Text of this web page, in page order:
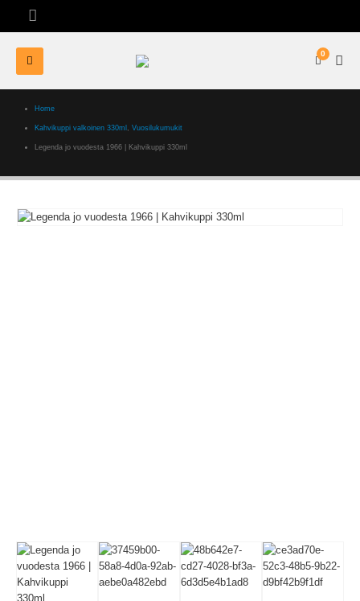
0
Home
Kahvikuppi valkoinen 330ml ,Vuosilukumukit
Legenda jo vuodesta 1966 | Kahvikuppi 330ml